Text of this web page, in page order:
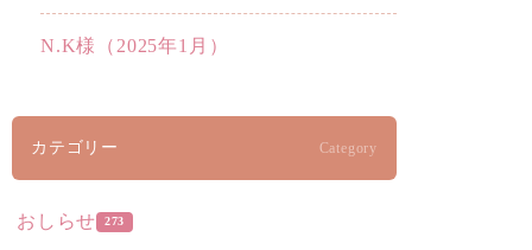
N.K様（2025年1月）
カテゴリー Category
おしらせ 273